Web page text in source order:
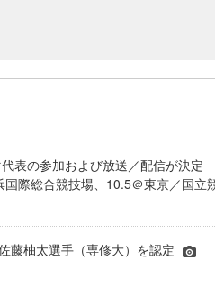
代表の参加および放送／配信が決定
際総合競技場、10.5＠東京／国立
藤柚太選手（専修大）を認定